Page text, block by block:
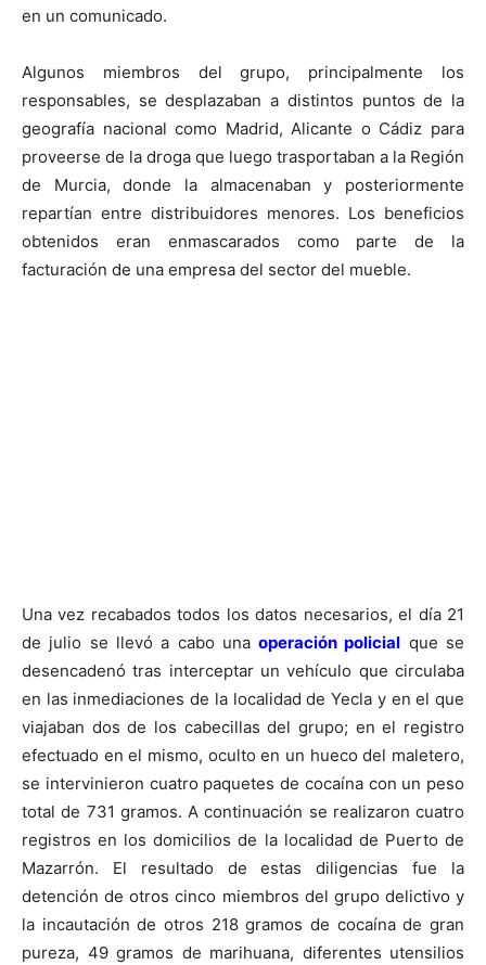
en un comunicado.
Algunos miembros del grupo, principalmente los
responsables, se desplazaban a distintos puntos de la
geografía nacional como Madrid, Alicante o Cádiz para
proveerse de la droga que luego trasportaban a la Región
de Murcia, donde la almacenaban y posteriormente
repartían entre distribuidores menores. Los beneficios
obtenidos eran enmascarados como parte de la
facturación de una empresa del sector del mueble.
Una vez recabados todos los datos necesarios, el día 21
de julio se llevó a cabo unaoperación policial que se
desencadenó tras interceptar un vehículo que circulaba
en las inmediaciones de la localidad de Yecla y en el que
viajaban dos de los cabecillas del grupo; en el registro
efectuado en el mismo, oculto en un hueco del maletero,
se intervinieron cuatro paquetes de cocaína con un peso
total de 731 gramos. A continuación se realizaron cuatro
registros en los domicilios de la localidad de Puerto de
Mazarrón. El resultado de estas diligencias fue la
detención de otros cinco miembros del grupo delictivo y
la incautación de otros 218 gramos de cocaína de gran
pureza, 49 gramos de marihuana, diferentes utensilios